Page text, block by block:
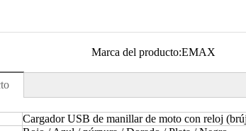
Marca del producto:EMAX
Cargador USB de manillar de moto con reloj